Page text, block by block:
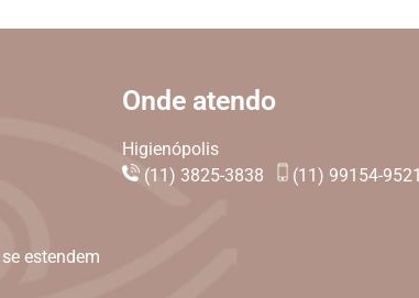
estendem
Onde atendo
Higienópolis
(11) 3825-3838
(11) 99154-9521